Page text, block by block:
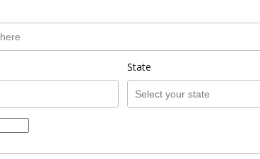
State